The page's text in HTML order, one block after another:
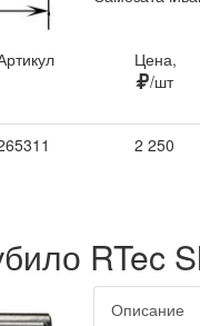
Цена,
/шт
Цена,
/шт
2 250
RTec
Описание